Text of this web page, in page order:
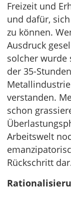
Freizeit und
und dafür,
zu können.
Ausdruck
solcher wurde
der 35-
verstanden.
schon
Arbeitswelt
Rückschritt